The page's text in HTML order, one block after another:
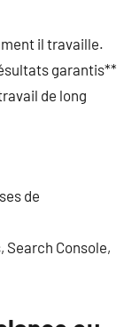
il travaille.
garantis**
de long
de
Search Console,